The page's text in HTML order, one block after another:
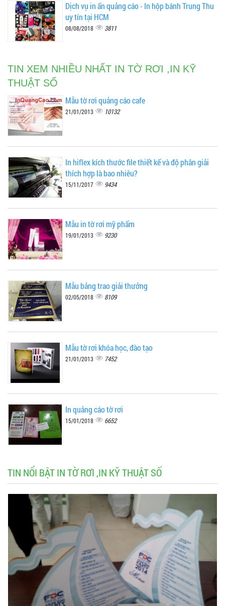
Dịch vụ in ấn quảng cáo - In hộp bánh Trung Thu
uy tín tại HCM
08/08/2018 3811
TIN XEM NHIỀU NHẤT IN TỜ RƠI ,IN KỸ
THUẬT SỐ
Mẫu tờ rơi quảng cáo cafe
21/01/2013 10132
In hiflex kích thước file thiết kế và độ phân giải
thích hợp là bao nhiêu?
15/11/2017 9434
Mẫu in tờ rơi mỹ phẩm
19/01/2013 9230
Mẫu bảng trao giải thưởng
02/05/2018 8109
Mẫu tờ rơi khóa học, đào tạo
21/01/2013 7452
In quảng cáo tờ rơi
15/01/2018 6652
TIN NỔI BẬT IN TỜ RƠI ,IN KỸ THUẬT SỐ